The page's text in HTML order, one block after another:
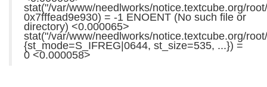
stat("/var/www/needlworks/notice.textcube.org/
0x7fffead9e930) = -1 ENOENT (No such file or
directory) <0.000065>
stat("/var/www/needlworks/notice.textcube.org/
{st_mode=S_IFREG|0644, st_size=535, ...}) =
0 <0.000058>